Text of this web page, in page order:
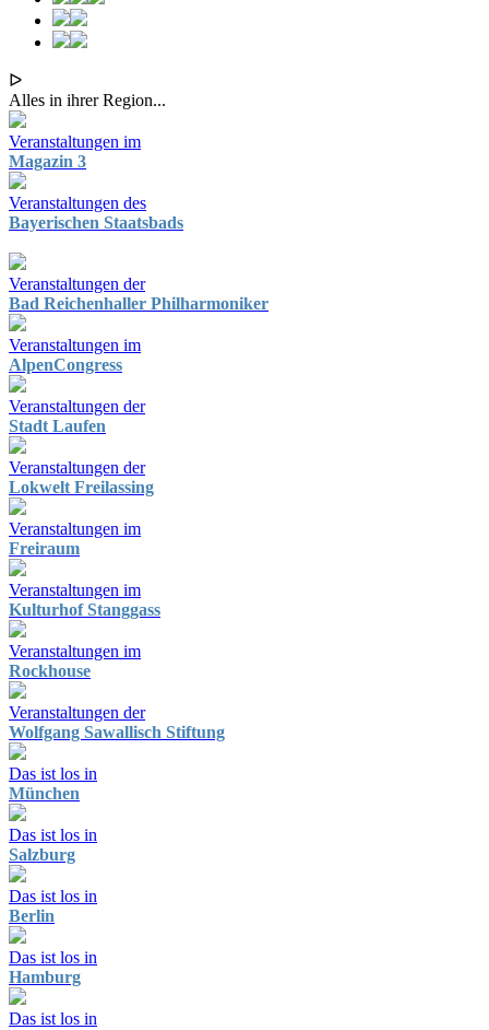
ᐅ
Alles in ihrer Region...
Veranstaltungen im
Magazin 3
Veranstaltungen des
Bayerischen Staatsbads
Veranstaltungen der
Bad Reichenhaller Philharmoniker
Veranstaltungen im
AlpenCongress
Veranstaltungen der
Stadt Laufen
Veranstaltungen der
Lokwelt Freilassing
Veranstaltungen im
Freiraum
Veranstaltungen im
Kulturhof Stanggass
Veranstaltungen im
Rockhouse
Veranstaltungen der
Wolfgang Sawallisch Stiftung
Das ist los in
München
Das ist los in
Salzburg
Das ist los in
Berlin
Das ist los in
Hamburg
Das ist los in